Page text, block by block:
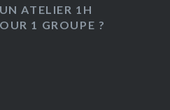
ATELIER 1H
1 GROUPE ?